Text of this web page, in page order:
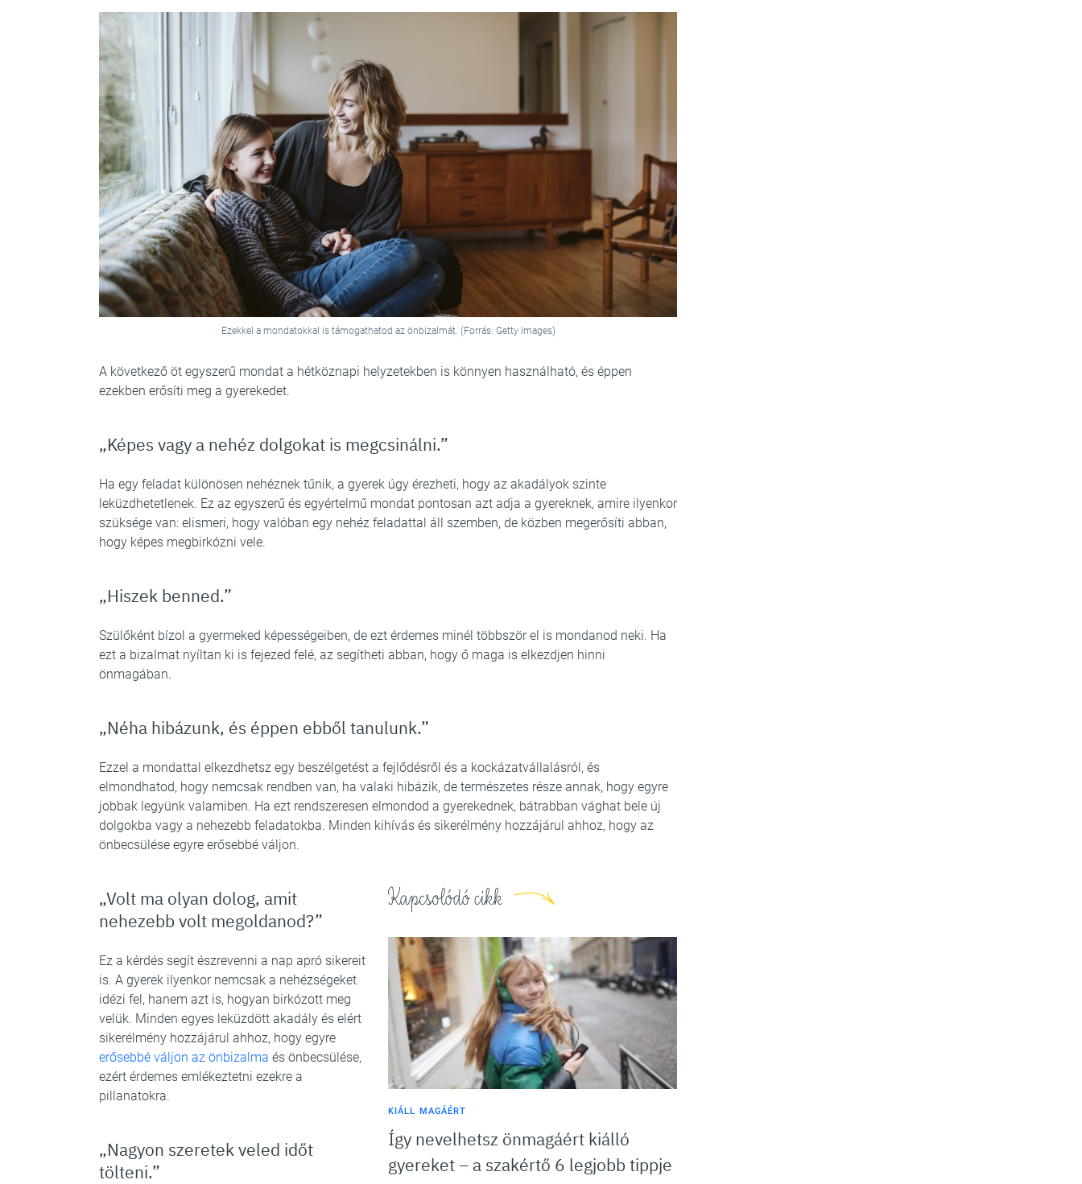
Ezekkel a mondatokkal is támogathatod az önbizalmát. (Forrás: Getty Images)
A következő öt egyszerű mondat a hétköznapi helyzetekben is könnyen használható, és éppen
ezekben erősíti meg a gyerekedet.
„Képes vagy a nehéz dolgokat is megcsinálni.”
Ha egy feladat különösen nehéznek tűnik, a gyerek úgy érezheti, hogy az akadályok szinte
leküzdhetetlenek. Ez az egyszerű és egyértelmű mondat pontosan azt adja a gyereknek, amire ilyenkor
szüksége van: elismeri, hogy valóban egy nehéz feladattal áll szemben, de közben megerősíti abban,
hogy képes megbirkózni vele.
„Hiszek benned.”
Szülőként bízol a gyermeked képességeiben, de ezt érdemes minél többször el is mondanod neki. Ha
ezt a bizalmat nyíltan ki is fejezed felé, az segítheti abban, hogy ő maga is elkezdjen hinni
önmagában.
„Néha hibázunk, és éppen ebből tanulunk.”
Ezzel a mondattal elkezdhetsz egy beszélgetést a fejlődésről és a kockázatvállalásról, és
elmondhatod, hogy nemcsak rendben van, ha valaki hibázik, de természetes része annak, hogy egyre
jobbak legyünk valamiben. Ha ezt rendszeresen elmondod a gyerekednek, bátrabban vághat bele új
dolgokba vagy a nehezebb feladatokba. Minden kihívás és sikerélmény hozzájárul ahhoz, hogy az
önbecsülése egyre erősebbé váljon.
Kapcsolódó cikk
KIÁLL MAGÁÉRT
Így nevelhetsz önmagáért kiálló
gyereket – a szakértő 6 legjobb tippje
„Volt ma olyan dolog, amit
nehezebb volt megoldanod?”
Ez a kérdés segít észrevenni a nap apró sikereit
is. A gyerek ilyenkor nemcsak a nehézségeket
idézi fel, hanem azt is, hogyan birkózott meg
velük. Minden egyes leküzdött akadály és elért
sikerélmény hozzájárul ahhoz, hogy egyre
erősebbé váljon az önbizalma és önbecsülése,
ezért érdemes emlékeztetni ezekre a
pillanatokra.
„Nagyon szeretek veled időt
tölteni.”